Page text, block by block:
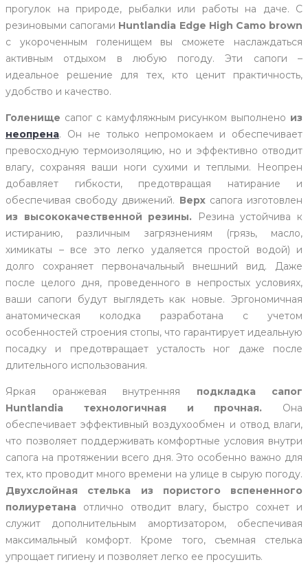
прогулок на природе, рыбалки или работы на даче. С
резиновыми сапогами Huntlandia Edge High Camo brown
с укороченным голенищем вы сможете наслаждаться
активным отдыхом в любую погоду. Эти сапоги –
идеальное решение для тех, кто ценит практичность,
удобство и качество.
Голенище сапог с камуфляжным рисунком выполнено из
неопрена. Он не только непромокаем и обеспечивает
превосходную термоизоляцию, но и эффективно отводит
влагу, сохраняя ваши ноги сухими и теплыми. Неопрен
добавляет гибкости, предотвращая натирание и
обеспечивая свободу движений. Верхсапога изготовлен
из высококачественной резины. Резина устойчива к
истиранию, различным загрязнениям (грязь, масло,
химикаты – все это легко удаляется простой водой) и
долго сохраняет первоначальный внешний вид. Даже
после целого дня, проведенного в непростых условиях,
ваши сапоги будут выглядеть как новые. Эргономичная
анатомическая колодка разработана с учетом
особенностей строения стопы, что гарантирует идеальную
посадку и предотвращает усталость ног даже после
длительного использования.
Яркая оранжевая внутренняя подкладка сапог
Huntlandia технологичная и прочная. Она
обеспечивает эффективный воздухообмен и отвод влаги,
что позволяет поддерживать комфортные условия внутри
сапога на протяжении всего дня. Это особенно важно для
тех, кто проводит много времени на улице в сырую погоду.
Двухслойная стелька из пористого вспененного
полиуретана отлично отводит влагу, быстро сохнет и
служит дополнительным амортизатором, обеспечивая
максимальный комфорт. Кроме того, съемная стелька
упрощает гигиену и позволяет легко ее просушить.